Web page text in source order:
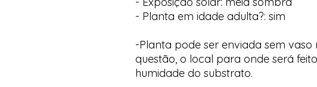
- Planta em idade adulta?: sim
-Planta pode ser enviada sem
questão, o local para onde será
humidade do substrato.